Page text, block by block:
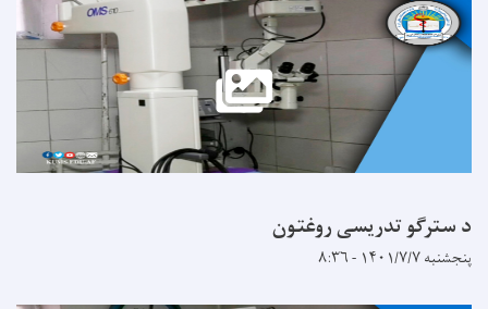
د سترګو تدریسی روغتون
پنجشنبه ۱۴۰۱/۷/۷ - ۸:۳۶